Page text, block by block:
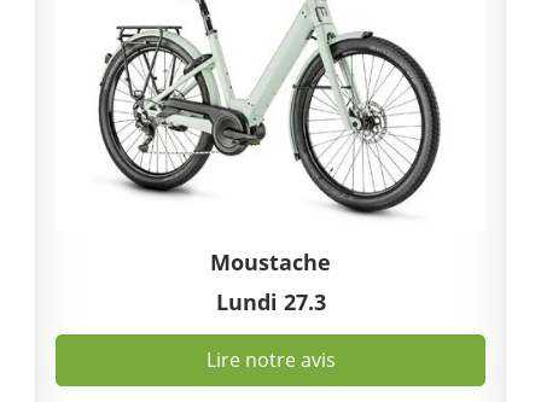
Moustache
Lundi 27.3
Lire notre avis